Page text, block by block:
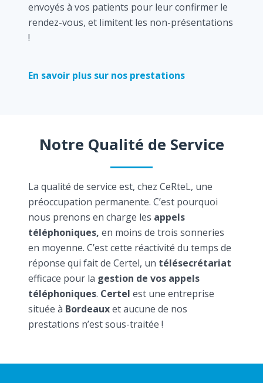
envoyés à vos patients pour leur confirmer le
rendez-vous, et limitent les non-présentations
!
En savoir plus sur nos prestations
Notre Qualité de Service
La qualité de service est, chez CeRteL, une
préoccupation permanente. C’est pourquoi
nous prenons en charge les appels
téléphoniques, en moins de trois sonneries
en moyenne. C’est cette réactivité du temps de
réponse qui fait de Certel, un télésecrétariat
efficace pour la gestion de vos appels
téléphoniques. Certel est une entreprise
située à Bordeauxet aucune de nos
prestations n’est sous-traitée !